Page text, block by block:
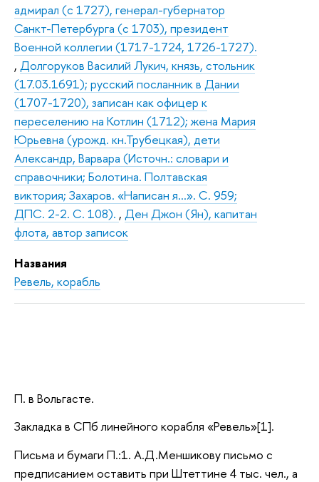
адмирал (с 1727), генерал-губернатор
Санкт-Петербурга (с 1703), президент
Военной коллегии (1717-1724, 1726-1727).
, Долгоруков Василий Лукич, князь, стольник
(17.03.1691); русский посланник в Дании
(1707-1720), записан как офицер к
переселению на Котлин (1712); жена Мария
Юрьевна (урожд. кн.Трубецкая), дети
Александр, Варвара (Источн.: словари и
справочники; Болотина. Полтавская
виктория; Захаров. «Написан я…». С. 959;
ДПС. 2-2. С. 108). , Ден Джон (Ян), капитан
флота, автор записок
Названия
Ревель, корабль
П. в Вольгасте.
Закладка в СПб линейного корабля «Ревель»[1].
Письма и бумаги П.:1. А.Д.Меншикову письмо с
предписанием оставить при Штеттине 4 тыс. чел., а